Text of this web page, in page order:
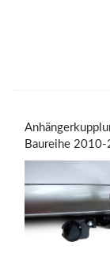
Baureihe